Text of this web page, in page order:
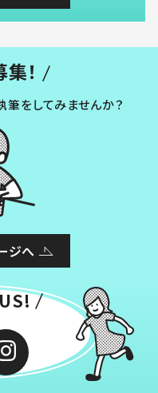
！
筆をしてみませんか？
ジへ